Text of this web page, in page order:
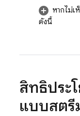
หากไม่เ
ดังนี้
สิทธิประ
แบบสตรี